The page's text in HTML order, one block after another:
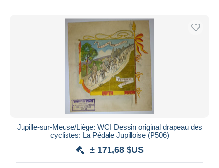
Appliquer
Jupille-sur-Meuse/Liège: WOI Dessin original drapeau des
cyclistes: La Pédale Jupilloise (P506)
± 171,68 $US